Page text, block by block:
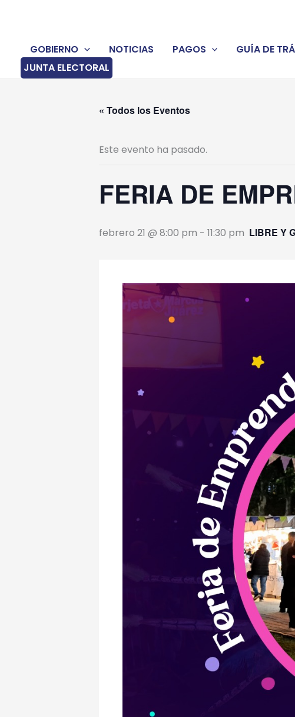
GOBIERNO
NOTICIAS PAGOS GUÍA DE
JUNTA ELECTORAL
« Todos los Eventos
Este evento ha pasado.
FERIA DE
febrero 21 @ 8:00 pm - 11:30 pm LIBRE Y